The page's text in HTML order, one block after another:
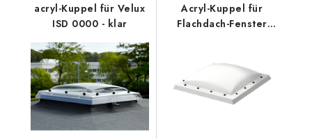
acryl-Kuppel für Velux
ISD 0000 - klar
Acryl-Kuppel für
Flachdach-Fenster